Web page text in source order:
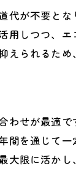
水道代をさら
キュート選定
負荷を軽減す
らす井戸水利
費とCO2排出
が不要と
しつつ、
られるため
せが最適
を通じて
限に活か